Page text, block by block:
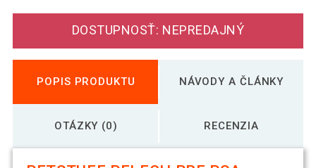
DOSTUPNOSŤ: NEPREDAJNÝ
POPIS PRODUKTU NÁVODY A ČLÁNKY
OTÁZKY (0) RECENZIA